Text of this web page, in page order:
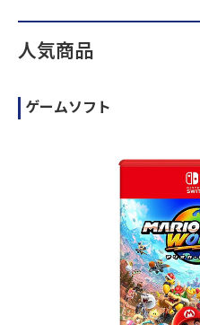
人気商品
ゲームソフト